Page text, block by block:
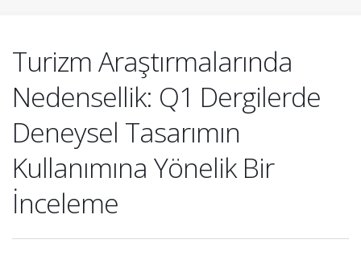
Turizm Araştırmalarında
Nedensellik: Q1 Dergilerde
Deneysel Tasarımın
Kullanımına Yönelik Bir
İnceleme